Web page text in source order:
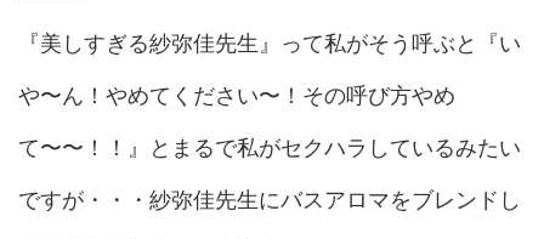
『美しすぎる紗弥佳先生』って私がそう呼ぶと『い
や〜ん！やめてください〜！その呼び方やめ
て〜〜！！』とまるで私がセクハラしているみたい
ですが・・・紗弥佳先生にバスアロマをブレンドし